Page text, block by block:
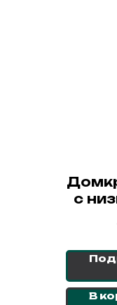
с
В